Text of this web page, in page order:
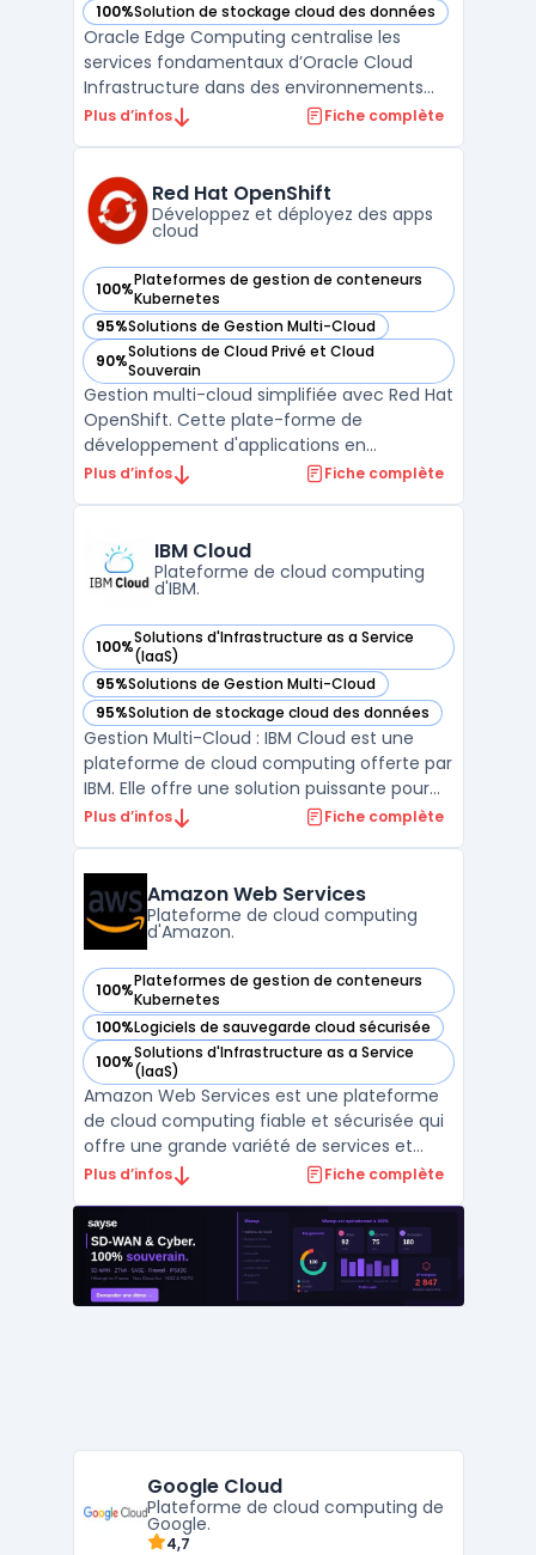
100%Solution de stockage cloud des données
— voir Oracle Cloud Infrastructure dans cette catégorie
Oracle Edge Computing centralise les
services fondamentaux d’Oracle Cloud
Infrastructure dans des environnements
distribués, sur site ou isolés. Les entreprises
renforcées disposent d'une solution pour
traiter leu ...
Plus d’infos Fiche complète
Red Hat OpenShift
Développez et déployez des apps
cloud
100%Plateformes de gestion de conteneurs
Kubernetes
— voir Red Hat OpenShift dans cette catégorie
95%Solutions de Gestion Multi-Cloud
— voir Red Hat OpenShift dans cette catégorie
90%Solutions de Cloud Privé et Cloud
Souverain
— voir Red Hat OpenShift dans cette catégorie
Gestion multi-cloud simplifiée avec Red Hat
OpenShift. Cette plate-forme de
développement d'applications en
conteneurs basée sur Kubernetes offre une
d'applications dans différents
environnements de cloud. Avec Red Hat
Open ...
Plus d’infos Fiche complète
IBM Cloud
Plateforme de cloud computing
d'IBM.
100%Solutions d'Infrastructure as a Service
(IaaS)
— voir IBM Cloud dans cette catégorie
95%Solutions de Gestion Multi-Cloud
— voir IBM Cloud dans cette catégorie
95%Solution de stockage cloud des données
— voir IBM Cloud dans cette catégorie
Gestion Multi-Cloud : IBM Cloud est une
plateforme de cloud computing offerte par
IBM. Elle offre une solution puissante pour
les entreprises qui souhaitent migrer leurs
cloud, ce qui signifie qu'elle permet aux
entrep ...
Plus d’infos Fiche complète
Amazon Web Services
Plateforme de cloud computing
d'Amazon.
100%Plateformes de gestion de conteneurs
Kubernetes
— voir Amazon Web Services dans cette catégorie
100%Logiciels de sauvegarde cloud sécurisée
— voir Amazon Web Services dans cette catégorie
100%Solutions d'Infrastructure as a Service
(IaaS)
— voir Amazon Web Services dans cette catégorie
Amazon Web Services est une plateforme
de cloud computing fiable et sécurisée qui
offre une grande variété de services et
d'outils pour aider les entreprises à gérer de
informatique. Avec Amazon Web Services,
les clients peuvent accéder à une gestion
multi-cloud, ...
Plus d’infos Fiche complète
Google Cloud
Plateforme de cloud computing de
Google.
4,7